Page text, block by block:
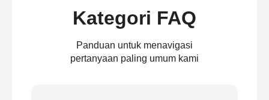
Kategori FAQ
Panduan untuk menavigasi
pertanyaan paling umum kami